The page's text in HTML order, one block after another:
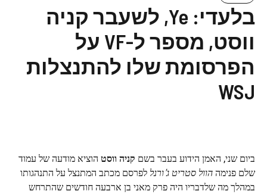
בלעדי: Ye, לשעבר קניה
ווסט, מספר ל-VF על
הפרסומת שלו להתנצלות
WSJ
ביום שני, האמן הידוע בעבר בשם קניה ווסט הוציא מודעה של עמוד
שלם פנימההוול סטריט ג'ורנל לפרסם מכתב המתנצל על התנהגותו
במהלך מה שלדבריו היה פרק מאני בן ארבעה חודשים שהתרחש